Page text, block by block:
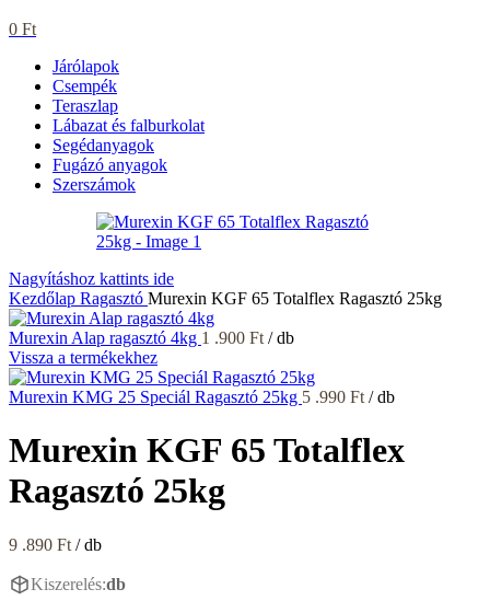
0 Ft
Járólapok
Csempék
Teraszlap
Lábazat és falburkolat
Segédanyagok
Fugázó anyagok
Szerszámok
Nagyításhoz kattints ide
Kezdőlap Ragasztó Murexin KGF 65 Totalflex Ragasztó 25kg
Murexin Alap ragasztó 4kg 1 .900 Ft / db
Vissza a termékekhez
Murexin KMG 25 Speciál Ragasztó 25kg 5 .990 Ft / db
Murexin KGF 65 Totalflex
Ragasztó 25kg
9 .890 Ft / db
Kiszerelés:db